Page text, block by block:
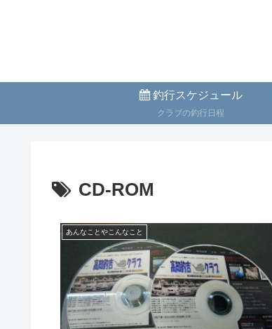
釣行スケジュール
クラブの釣行日程
CD-ROM
あんなことやこんなこと